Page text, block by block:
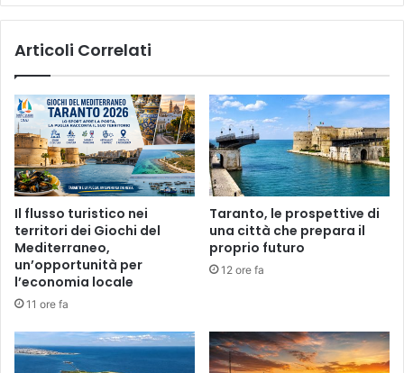
r
a
r
e
d
i
t
o
d
a
u
n
m
o
t
o
n
d
i
a
e
d
e
l
l
e
p
Articoli Correlati
Il flusso turistico nei
territori dei Giochi del
Mediterraneo,
un’opportunità per
l’economia locale
11 ore fa
Taranto, le prospettive di
una città che prepara il
proprio futuro
12 ore fa